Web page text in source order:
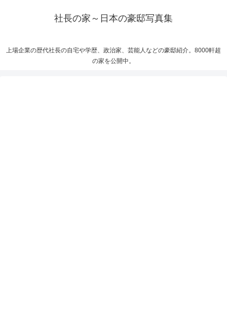
社長の家～日本の豪邸写真集
上場企業の歴代社長の自宅や学歴、政治家、芸能人などの豪邸紹介。8000軒超
の家を公開中。